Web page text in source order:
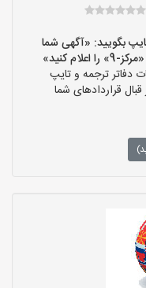
بگویید: «آگهی شما
کنید»
دفاتر ترجمه و تایپ
قراردادهای شما